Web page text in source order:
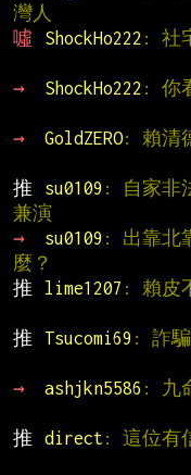
灣人
噓
ShockHo222 : 社
→
ShockHo222 : 你
→
GoldZERO: 賴清
推
su0109 : 自家非
兼演
→
su0109 : 出靠北
麼？
推
lime1207 : 賴皮
推
Tsucomi69 : 詐騙
→
ashjkn5586 : 九
推
direct : 這位有